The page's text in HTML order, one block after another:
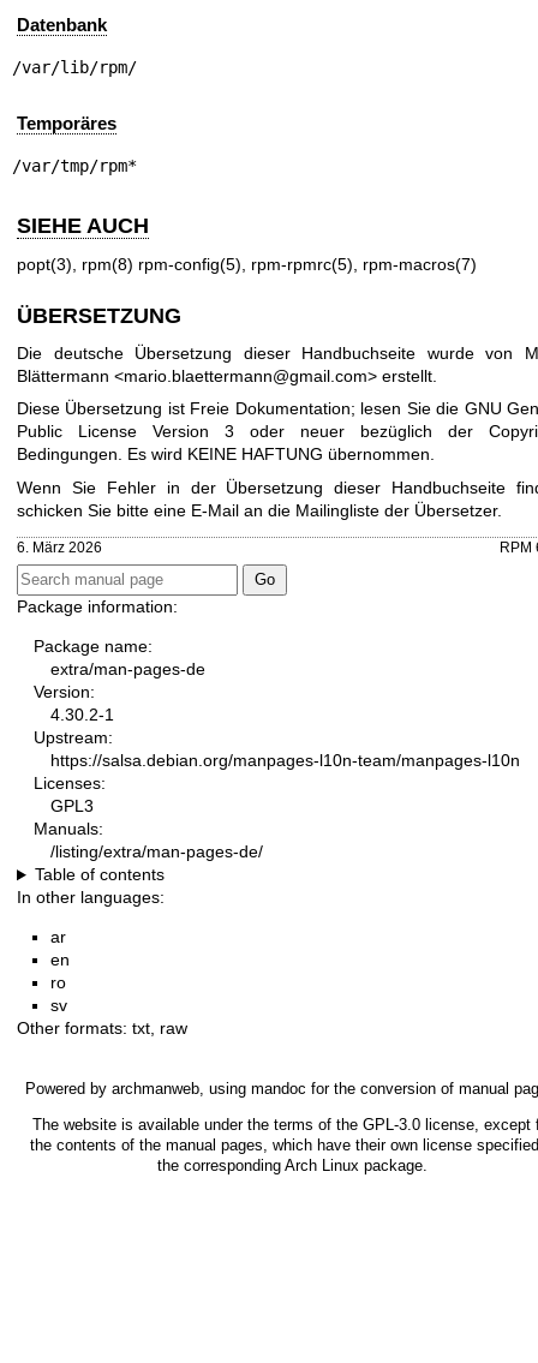
Datenbank
/var/lib/rpm/
Temporäres
/var/tmp/rpm*
SIEHE AUCH
popt(3) rpm(8) rpm-config(5) rpm-rpmrc(5) rpm-macros(7)
ÜBERSETZUNG
Die deutsche Übersetzung dieser Handbuchseite wurde von
Blättermann <mario.blaettermann@gmail.com> erstellt.
Diese Übersetzung ist Freie Dokumentation; lesen Sie die GNU
Public License Version 3 oder neuer bezüglich der
Bedingungen. Es wird KEINE HAFTUNG übernommen.
Wenn Sie Fehler in der Übersetzung dieser Handbuchseite
schicken Sie bitte eine E-Mail an die Mailingliste der Übersetzer.
6. März 2026 RPM
Package information:
Package name:
extra/man-pages-de
Version:
4.30.2-1
Upstream:
https://salsa.debian.org/manpages-l10n-team/manpages-l10n
Licenses:
GPL3
Manuals:
/listing/extra/man-pages-de/
Table of contents
In other languages:
ar
en
ro
sv
Other formats: txt, raw
Powered by archmanweb, using mandoc for the conversion of manual
The website is available under the terms of the GPL-3.0license, except
the contents of the manual pages, which have their own license
the corresponding Arch Linux package.